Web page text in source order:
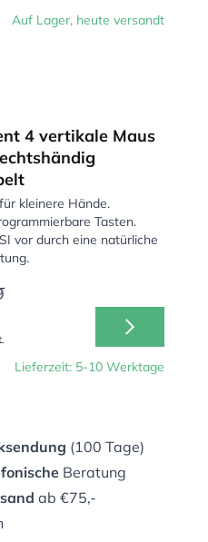
Auf Lager, heute versandt
4 vertikale Maus
kleinere Hände.
Tasten.
vor durch eine natürliche
Lieferzeit: 5-10 Werktage
(100 Tage)
Beratung
ab €75,-